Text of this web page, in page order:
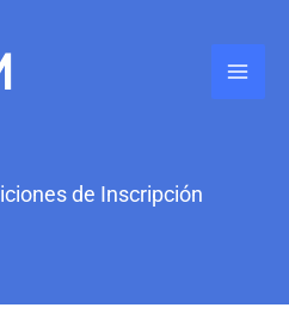
de Inscripción